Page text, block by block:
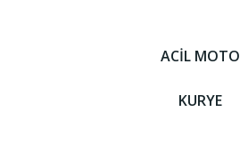
ACİL MOTO
KURYE